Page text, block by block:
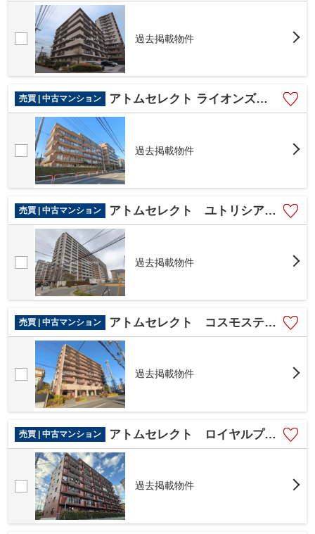
過去掲載物件
売買 | 中古マンション アトムセレクト ライオンズマンション京成大久保203号室
過去掲載物件
売買 | 中古マンション アトムセレクト ユトリシア四番街 1120号室
過去掲載物件
売買 | 中古マンション アトムセレクト コスモステージ大久保サウスプラザ６階
過去掲載物件
売買 | 中古マンション アトムセレクト ロイヤルプラザ津田沼3階
過去掲載物件